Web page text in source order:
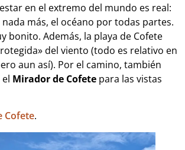
en el extremo del mundo es real:
nada más, el océano por todas partes.
bonito. Además, la playa de Cofete
del viento (todo es relativo en
aun así). Por el camino, también
Mirador de Cofete para las vistas
Cofete.